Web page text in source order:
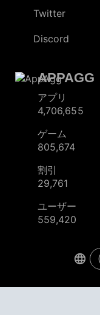
Twitter
Discord
APPAGG
アプリ
4,706,655
ゲーム
805,674
割引
29,761
ユーザー
559,420